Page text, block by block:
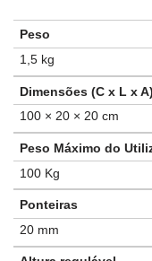
Peso
1,5 kg
Dimensões (C x L x A)
100 × 20 × 20 cm
Peso Máximo do
100 Kg
Ponteiras
20 mm